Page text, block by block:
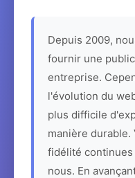
Depuis 2009,
fournir une
entreprise.
l'évolution du
plus difficile
manière
fidélité
nous. En